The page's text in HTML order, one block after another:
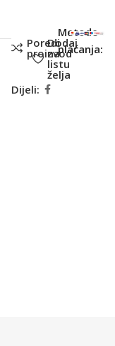
Poredi
proizvod
Dodaj
na
listu
želja
Dijeli:
Metode
plaćanja: